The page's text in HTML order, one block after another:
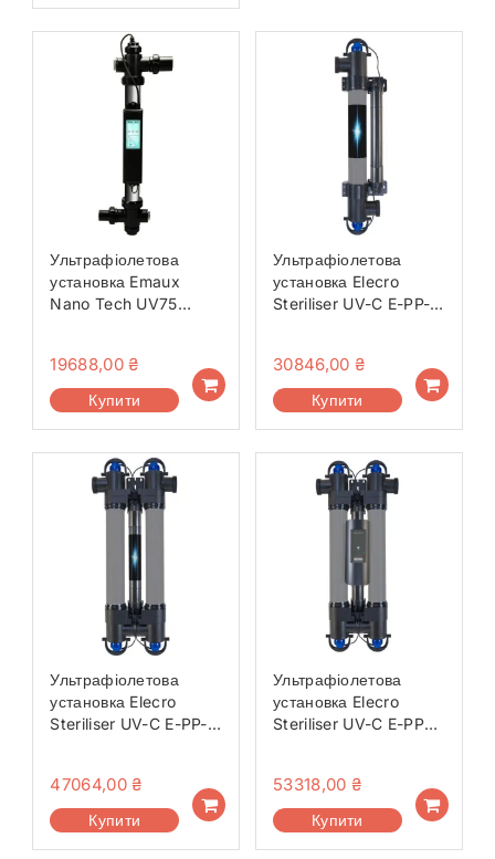
Ультрафіолетова
установка Emaux
Nano Tech UV75
19688,00₴
Купити
Ультрафіолетова
установка Elecro
Steriliser UV-C E-PP-
30846,00 ₴
Купити
Ультрафіолетова
установка Elecro
Steriliser UV-C E-PP-
47064,00₴
Купити
Ультрафіолетова
установка Elecro
Steriliser UV-C E-PP2-
53318,00 ₴
Купити